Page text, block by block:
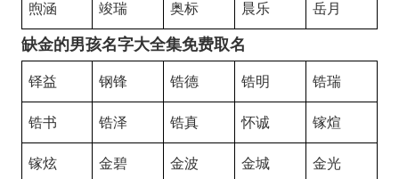
煦涵 竣瑞 奥标 晨乐 岳月
缺金的男孩名字大全集免费取名
铎益 钢锋 锆德 锆明 锆瑞
锆书 锆泽 锆真 怀诚 镓煊
镓炫 金碧 金波 金城 金光